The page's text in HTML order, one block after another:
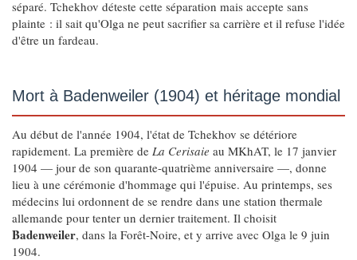
séparé. Tchekhov déteste cette séparation mais accepte sans
plainte : il sait qu'Olga ne peut sacrifier sa carrière et il refuse l'idée
d'être un fardeau.
Mort à Badenweiler (1904) et héritage mondial
Au début de l'année 1904, l'état de Tchekhov se détériore
rapidement. La première de La Cerisaie au MKhAT, le 17 janvier
1904 — jour de son quarante-quatrième anniversaire —, donne
lieu à une cérémonie d'hommage qui l'épuise. Au printemps, ses
médecins lui ordonnent de se rendre dans une station thermale
allemande pour tenter un dernier traitement. Il choisit
Badenweiler, dans la Forêt-Noire, et y arrive avec Olga le 9 juin
1904.